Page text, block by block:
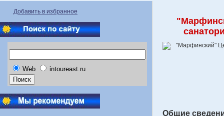
Добавить в избранное
Web intoureast.ru
Общие